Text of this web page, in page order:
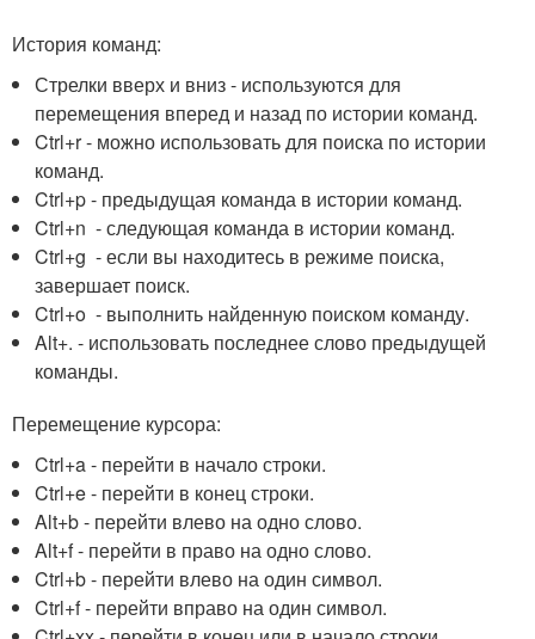
История команд:
Стрелки вверх и вниз - используются для
перемещения вперед и назад по истории команд.
Ctrl+r - можно использовать для поиска по истории
команд.
Ctrl+p - предыдущая команда в истории команд.
Ctrl+n - следующая команда в истории команд.
Ctrl+g - если вы находитесь в режиме поиска,
завершает поиск.
Ctrl+o - выполнить найденную поиском команду.
Alt+. - использовать последнее слово предыдущей
команды.
Перемещение курсора:
Ctrl+a - перейти в начало строки.
Ctrl+e - перейти в конец строки.
Alt+b - перейти влево на одно слово.
Alt+f - перейти в право на одно слово.
Ctrl+b - перейти влево на один символ.
Ctrl+f - перейти вправо на один символ.